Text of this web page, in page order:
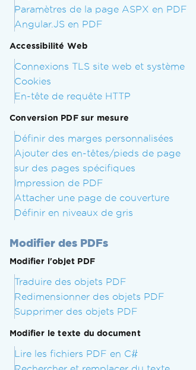
Paramètres de la page ASPX en PDF
Angular.JS en PDF
Accessibilité Web
Connexions TLS site web et système
Cookies
En-tête de requête HTTP
Conversion PDF sur mesure
Définir des marges personnalisées
Ajouter des en-têtes/pieds de page
sur des pages spécifiques
Impression de PDF
Attacher une page de couverture
Définir en niveaux de gris
Modifier des PDFs
Modifier l'objet PDF
Traduire des objets PDF
Redimensionner des objets PDF
Supprimer des objets PDF
Modifier le texte du document
Lire les fichiers PDF en C#